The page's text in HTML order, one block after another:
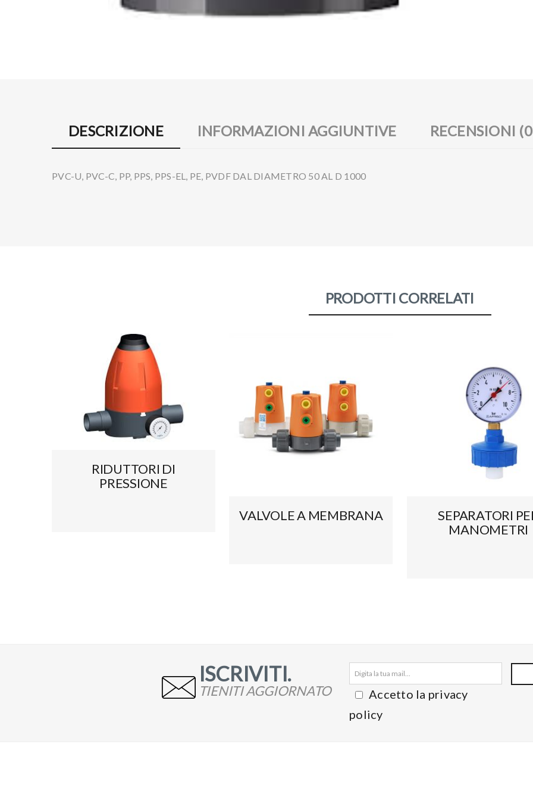
DESCRIZIONE INFORMAZIONI AGGIUNTIVE RECENSIONI
PVC-U, PVC-C, PP, PPS, PPS-EL, PE, PVDF DAL DIAMETRO 50 AL D 1000
PRODOTTI CORRELATI
RIDUTTORI DI
PRESSIONE
VALVOLE A MEMBRANA
SEPARATORI
MANOMETRI
ISCRIVITI.
TIENITI AGGIORNATO
Accetto la privacy
policy